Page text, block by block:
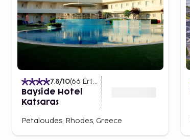
7.8/10(66 Értékelések
Bayside Hotel
Katsaras
Petaloudes, Rhodes, Greece